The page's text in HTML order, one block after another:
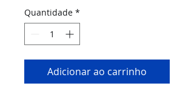
Quantidade *
Adicionar ao carrinho